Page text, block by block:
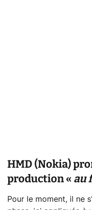
HMD (Nokia)
production « au
Pour le moment, il ne